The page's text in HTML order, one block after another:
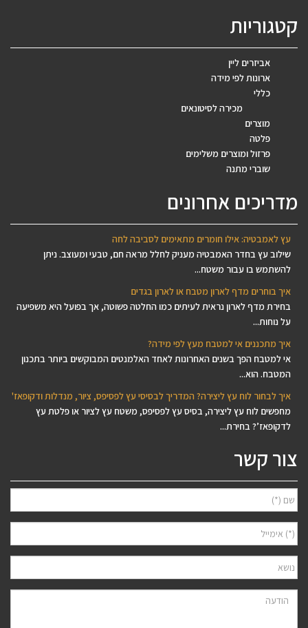
קטגוריות
אביזרים ליין
ארונות לפי מידה
כללי
מכירה לסיטונאים
מוצרים
פלטה
פרזול ומוצרים משלימים
שוברי מתנה
מדריכים אחרונים
עץ לאמבטיה: אילו חומרים מתאימים לסביבה לחה
שילוב עץ בחדר האמבטיה מעניק לחלל מראה חם, טבעי ומעוצב. ניתן
להשתמש בו עבור משטח...
איך בוחרים מדף לארון מטבח או לארון בגדים
בחירת מדף לארון נראית לעיתים כמו החלטה פשוטה, אך בפועל היא משפיעה
על נוחות...
איך מתכננים אי למטבח מעץ לפי מידה?
אי למטבח הפך בשנים האחרונות לאחד האלמנטים המבוקשים ביותר בתכנון
המטבח. הוא...
איך לבחור לוח עץ ליצירה? המדריך לבסיסי עץ לפסיפס, ציור, מנדלות ודקופאז'
מחפשים לוח עץ ליצירה, בסיס עץ לפסיפס, משטח עץ לציור או פלטת עץ
לדקופאז’? בחירת...
צור קשר